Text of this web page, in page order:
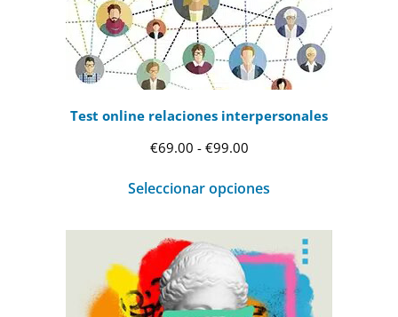
Test online relaciones interpersonales
€69.00 - €99.00Rango
desde
€69.00
hasta
€99.00
Seleccionar opciones